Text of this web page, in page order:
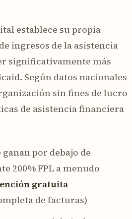
establece su propia
ingresos de la asistencia
significativamente más
Según datos nacionales
sin fines de lucro
de asistencia financiera
por debajo de
200% FPL a menudo
gratuita
de facturas)